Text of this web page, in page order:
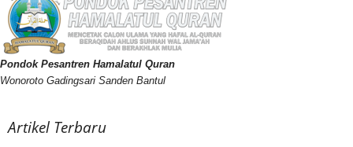
Pondok Pesantren Hamalatul Quran
Wonoroto Gadingsari Sanden Bantul
Artikel Terbaru